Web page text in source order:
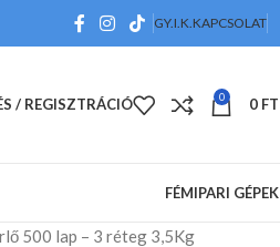
GY.I.K.KAPCSOLAT
/ REGISZTRÁCIÓ 0 0 FT
FÉMIPARI GÉPEK
500 lap – 3 réteg 3,5Kg